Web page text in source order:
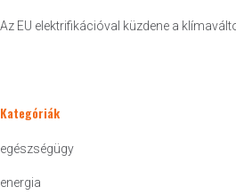
Az EU elektrifikációval küzdene a
Kategóriák
egészségügy
energia